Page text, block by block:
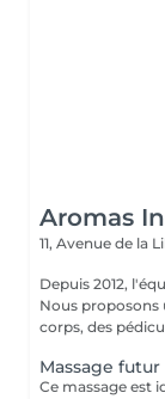
Aromas
11, Avenue de la
Depuis 2012,
Nous proposons
corps, des
Massage